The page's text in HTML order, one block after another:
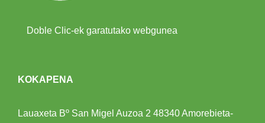
Doble Clic-ek garatutako webgunea
KOKAPENA
Lauaxeta Bº San Migel Auzoa 2 48340 Amorebieta-